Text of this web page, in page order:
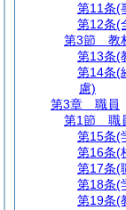
第11条(
第12条(
第3節
教
第13条(
第14条(
慮)
第3章
職員
第1節
職
第15条(
第16条(
第17条(
第18条(
第19条(